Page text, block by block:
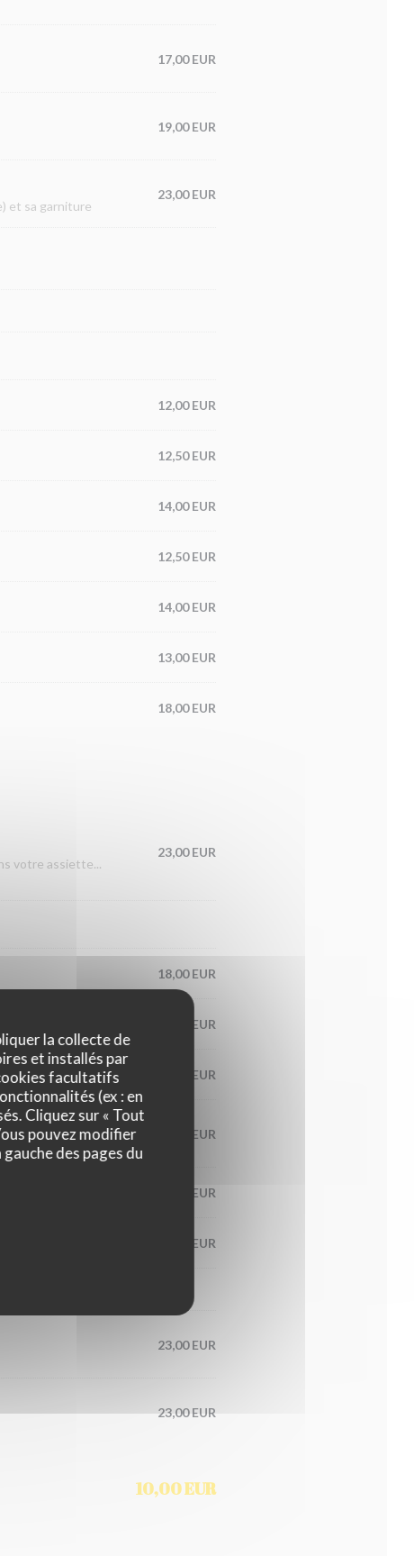
la collecte de
et installés par
facultatifs
(ex : en
Cliquez sur « Tout
pouvez modifier
des pages du
17,00 EUR
19,00 EUR
et sa garniture
23,00 EUR
12,00 EUR
12,50 EUR
14,00 EUR
12,50 EUR
14,00 EUR
13,00 EUR
18,00 EUR
votre assiette...
23,00 EUR
18,00 EUR
20,00 EUR
23,00 EUR
saison
19,00 EUR
21,00 EUR
20,00 EUR
23,00 EUR
23,00 EUR
10,00 EUR